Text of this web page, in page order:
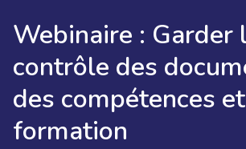
Webinaire : Garder
contrôle des
des compétences
formation